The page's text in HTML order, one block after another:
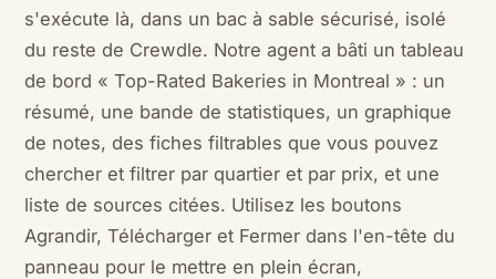
s'exécute là, dans un bac à sable sécurisé, isolé
du reste de Crewdle. Notre agent a bâti un tableau
de bord « Top-Rated Bakeries in Montreal » : un
résumé, une bande de statistiques, un graphique
de notes, des fiches filtrables que vous pouvez
chercher et filtrer par quartier et par prix, et une
liste de sources citées. Utilisez les boutons
Agrandir, Télécharger et Fermer dans l'en-tête du
panneau pour le mettre en plein écran,